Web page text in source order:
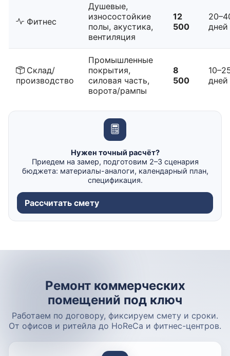
Фитнес
Душевые,
износостойкие
полы, акустика,
вентиляция
12
500
дней
Склад/
производство
Промышленные
покрытия,
силовая часть,
ворота/рампы
8
500
дней
Нужен точный расчёт?
Приедем на замер, подготовим 2–3 сценария
бюджета: материалы-аналоги, календарный план,
спецификация.
Рассчитать смету
Ремонт коммерческих
помещений под ключ
Работаем по договору, фиксируем смету и сроки.
От офисов и ритейла до HoReCa и фитнес-центров.